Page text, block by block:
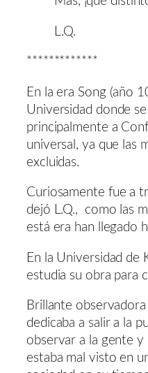
L.Q.
*************
En la era Song (año
Universidad donde
principalmente a
universal, ya que las
excluidas.
Curiosamente fue a
dejó L.Q., como las
está era han llegado
En la Universidad de
estudia su obra para
Brillante
dedicaba a salir a la
observar a la gente y
estaba mal visto en